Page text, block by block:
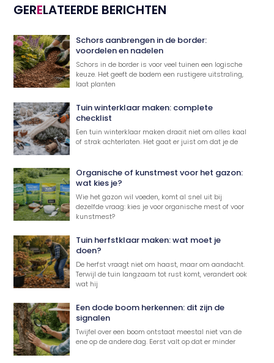
GERELATEERDE BERICHTEN
Schors aanbrengen in de border:
voordelen en nadelen
Schors in de border is voor veel tuinen een logische
keuze. Het geeft de bodem een rustigere uitstraling,
laat planten
Tuin winterklaar maken: complete
checklist
Een tuin winterklaar maken draait niet om alles kaal
of strak achterlaten. Het gaat er juist om dat je de
Organische of kunstmest voor het gazon:
wat kies je?
Wie het gazon wil voeden, komt al snel uit bij
dezelfde vraag: kies je voor organische mest of voor
kunstmest?
Tuin herfstklaar maken: wat moet je
doen?
De herfst vraagt niet om haast, maar om aandacht.
Terwijl de tuin langzaam tot rust komt, verandert ook
wat hij
Een dode boom herkennen: dit zijn de
signalen
Twijfel over een boom ontstaat meestal niet van de
ene op de andere dag. Eerst valt op dat er minder